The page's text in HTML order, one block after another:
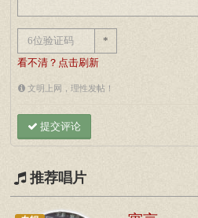
*
看不清？点击刷新
文明上网，理性发帖！
提交评论
推荐唱片